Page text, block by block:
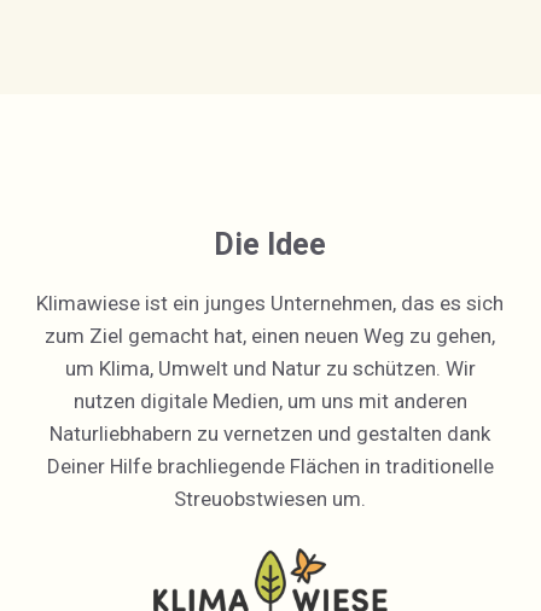
Die Idee
Klimawiese ist ein junges Unternehmen, das es sich
zum Ziel gemacht hat, einen neuen Weg zu gehen,
um Klima, Umwelt und Natur zu schützen. Wir
nutzen digitale Medien, um uns mit anderen
Naturliebhabern zu vernetzen und gestalten dank
Deiner Hilfe brachliegende Flächen in traditionelle
Streuobstwiesen um.